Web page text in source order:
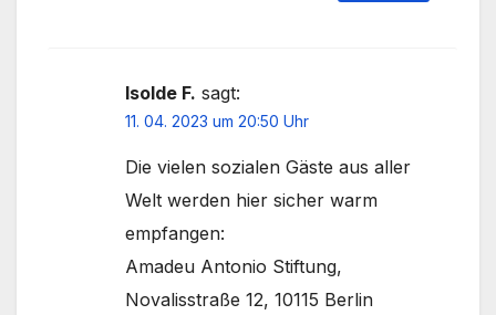
Isolde F. sagt:
11. 04. 2023 um 20:50 Uhr
Die vielen sozialen Gäste aus aller
Welt werden hier sicher warm
empfangen:
Amadeu Antonio Stiftung,
Novalisstraße 12, 10115 Berlin